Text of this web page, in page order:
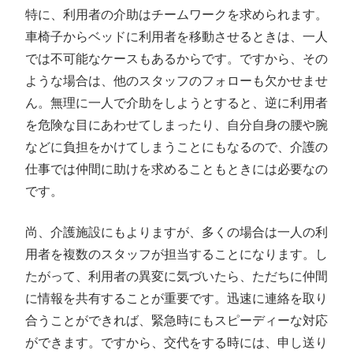
特に、利用者の介助はチームワークを求められます。
車椅子からベッドに利用者を移動させるときは、一人
では不可能なケースもあるからです。ですから、その
ような場合は、他のスタッフのフォローも欠かせませ
ん。無理に一人で介助をしようとすると、逆に利用者
を危険な目にあわせてしまったり、自分自身の腰や腕
などに負担をかけてしまうことにもなるので、介護の
仕事では仲間に助けを求めることもときには必要なの
です。
尚、介護施設にもよりますが、多くの場合は一人の利
用者を複数のスタッフが担当することになります。し
たがって、利用者の異変に気づいたら、ただちに仲間
に情報を共有することが重要です。迅速に連絡を取り
合うことができれば、緊急時にもスピーディーな対応
ができます。ですから、交代をする時には、申し送り